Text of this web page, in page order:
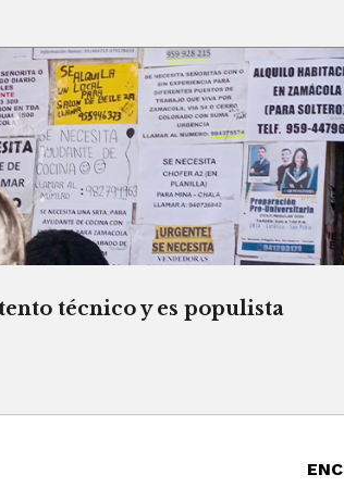
técnico y es populista